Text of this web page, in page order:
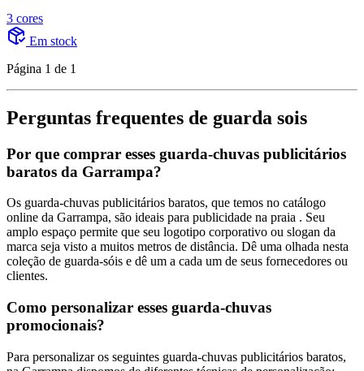
3 cores
Em stock
Página 1 de 1
Perguntas frequentes de guarda sois
Por que comprar esses guarda-chuvas publicitários
baratos da Garrampa?
Os guarda-chuvas publicitários baratos, que temos no catálogo
online da Garrampa, são ideais para publicidade na praia . Seu
amplo espaço permite que seu logotipo corporativo ou slogan da
marca seja visto a muitos metros de distância. Dê uma olhada nesta
coleção de guarda-sóis e dê um a cada um de seus fornecedores ou
clientes.
Como personalizar esses guarda-chuvas
promocionais?
Para personalizar os seguintes guarda-chuvas publicitários baratos,